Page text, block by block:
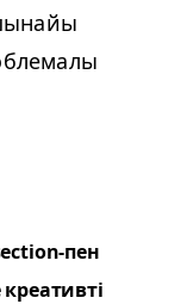
пен